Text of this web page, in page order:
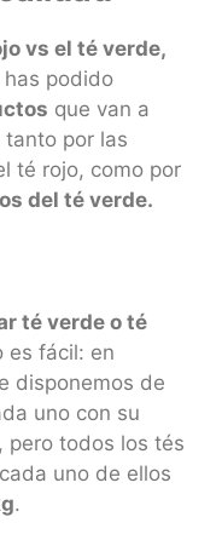
vs el té verde,
has podido
que van a
tanto por las
té rojo, como por
del té verde.
té verde o té
es fácil: en
disponemos de
uno con su
pero todos los tés
uno de ellos
.